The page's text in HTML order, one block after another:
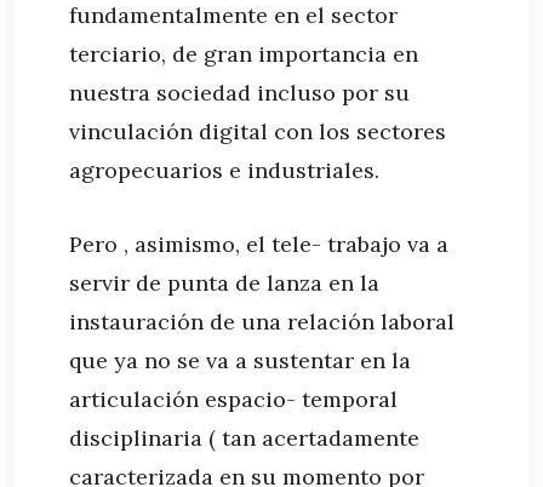
fundamentalmente en el sector
terciario, de gran importancia en
nuestra sociedad incluso por su
vinculación digital con los sectores
agropecuarios e industriales.
Pero , asimismo, el tele- trabajo va a
servir de punta de lanza en la
instauración de una relación laboral
que ya no se va a sustentar en la
articulación espacio- temporal
disciplinaria ( tan acertadamente
caracterizada en su momento por